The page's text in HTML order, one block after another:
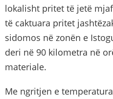
lokalisht pritet të jetë
të caktuara pritet
sidomos në zonën e
deri në 90 kilometra në
materiale.
Me ngritjen e